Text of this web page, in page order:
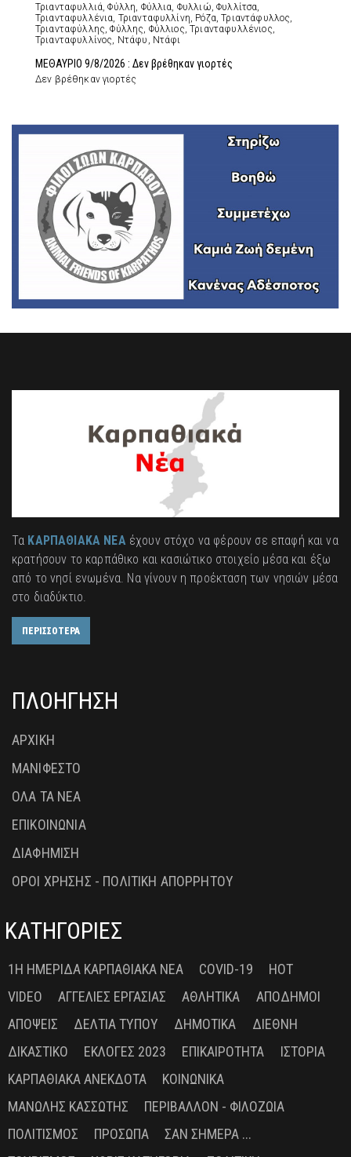
Τριανταφυλλιά, Φύλλη, Φύλλια, Φυλλιώ, Φυλλίτσα,
Τριανταφυλλένια, Τριανταφυλλίνη, Ρόζα, Τριαντάφυλλος,
Τριανταφύλλης, Φύλλης, Φύλλιος, Τριανταφυλλένιος,
Τριανταφυλλίνος, Ντάφυ, Ντάφι
ΜΕΘΑΥΡΙΟ 9/8/2026 : Δεν βρέθηκαν γιορτές
Δεν βρέθηκαν γιορτές
Τα ΚΑΡΠΑΘΙΑΚΑ ΝΕΑέχουν στόχο να φέρουν σε επαφή και να
κρατήσουν το καρπάθικο και κασιώτικο στοιχείο μέσα και έξω
από το νησί ενωμένα. Να γίνουν η προέκταση των νησιών μέσα
στο διαδύκτιο.
ΠΕΡΙΣΣΟΤΕΡΑ
ΠΛΟΗΓΗΣΗ
ΑΡΧΙΚΗ
ΜΑΝΙΦΕΣΤΟ
ΟΛΑ ΤΑ ΝΕΑ
ΕΠΙΚΟΙΝΩΝΙΑ
ΔΙΑΦΗΜΙΣΗ
ΟΡΟΙ ΧΡΗΣΗΣ - ΠΟΛΙΤΙΚΗ ΑΠΟΡΡΗΤΟΥ
ΚΑΤΗΓΟΡΙΕΣ
1Η ΗΜΕΡΊΔΑ ΚΑΡΠΑΘΙΑΚΆ ΝΈΑ COVID-19
HOT
VIDEO
ΑΓΓΕΛΊΕΣ ΕΡΓΑΣΊΑΣ ΑΘΛΗΤΙΚΆ
ΑΠΌΔΗΜΟΙ
ΑΠΌΨΕΙΣ
ΔΕΛΤΊΑ ΤΎΠΟΥ ΔΗΜΟΤΙΚΆ
ΔΙΕΘΝΉ
ΔΙΚΑΣΤΙΚΌ
ΕΚΛΟΓΈΣ 2023 ΕΠΙΚΑΙΡΌΤΗΤΑ
ΙΣΤΟΡΊΑ
ΚΑΡΠΑΘΙΑΚΆ ΑΝΈΚΔΟΤΑ
ΚΟΙΝΩΝΙΚΆ
ΜΑΝΏΛΗΣ ΚΑΣΣΏΤΗΣ
ΠΕΡΙΒΆΛΛΟΝ - ΦΙΛΟΖΩΊΑ
ΠΟΛΙΤΙΣΜΌΣ
ΠΡΌΣΩΠΑ
ΣΑΝ ΣΉΜΕΡΑ ...